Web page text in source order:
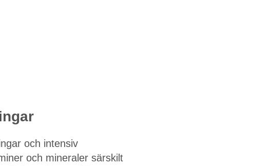
och intensiv
och mineraler särskilt